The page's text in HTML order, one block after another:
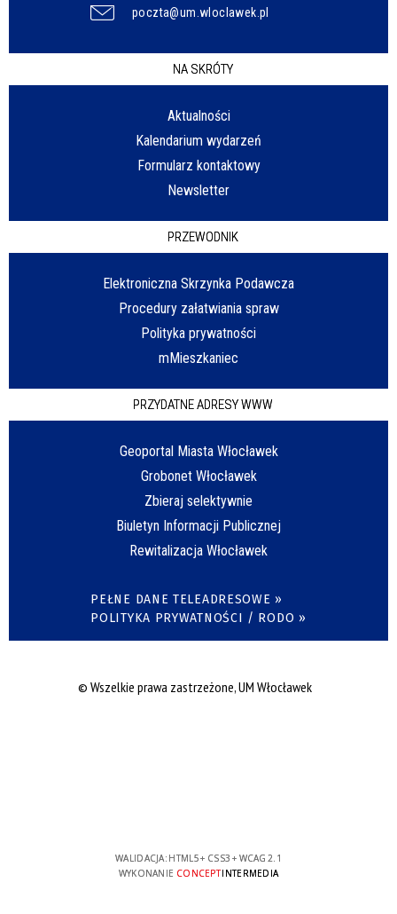
poczta@um.wloclawek.pl
NA SKRÓTY
Aktualności
Kalendarium wydarzeń
Formularz kontaktowy
Newsletter
PRZEWODNIK
Elektroniczna Skrzynka Podawcza
Procedury załatwiania spraw
Polityka prywatności
mMieszkaniec
PRZYDATNE ADRESY WWW
Geoportal Miasta Włocławek
Grobonet Włocławek
Zbieraj selektywnie
Biuletyn Informacji Publicznej
Rewitalizacja Włocławek
PEŁNE DANE TELEADRESOWE »
POLITYKA PRYWATNOŚCI / RODO »
© Wszelkie prawa zastrzeżone, UM Włocławek
WALIDACJA: HTML5+ CSS3 + WCAG 2.1
WYKONANIE CONCEPTINTERMEDIA